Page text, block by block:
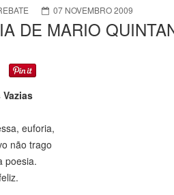
07 NOVEMBRO 2009
DE MARIO
euforia,
não trago
poesia.